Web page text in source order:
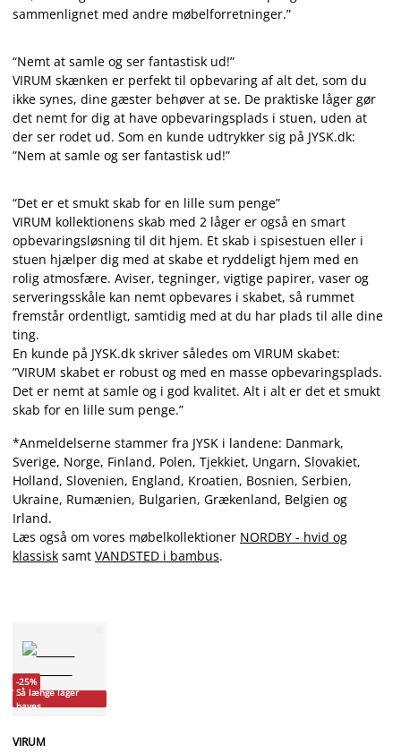
sammenlignet med andre møbelforretninger.”
“Nemt at samle og ser fantastisk ud!”
VIRUM skænken er perfekt til opbevaring af alt det, som du
ikke synes, dine gæster behøver at se. De praktiske låger gør
det nemt for dig at have opbevaringsplads i stuen, uden at
der ser rodet ud. Som en kunde udtrykker sig på JYSK.dk:
”Nem at samle og ser fantastisk ud!”
“Det er et smukt skab for en lille sum penge”
VIRUM kollektionens skab med 2 låger er også en smart
opbevaringsløsning til dit hjem. Et skab i spisestuen eller i
stuen hjælper dig med at skabe et ryddeligt hjem med en
rolig atmosfære. Aviser, tegninger, vigtige papirer, vaser og
serveringsskåle kan nemt opbevares i skabet, så rummet
fremstår ordentligt, samtidig med at du har plads til alle dine
ting.
En kunde på JYSK.dk skriver således om VIRUM skabet:
”VIRUM skabet er robust og med en masse opbevaringsplads.
Det er nemt at samle og i god kvalitet. Alt i alt er det et smukt
skab for en lille sum penge.”
*Anmeldelserne stammer fra JYSK i landene: Danmark,
Sverige, Norge, Finland, Polen, Tjekkiet, Ungarn, Slovakiet,
Holland, Slovenien, England, Kroatien, Bosnien, Serbien,
Ukraine, Rumænien, Bulgarien, Grækenland, Belgien og
Irland.
Læs også om vores møbelkollektioner NORDBY - hvid og
klassisk samt VANDSTED i bambus.
-25%
Så længe lager
haves
VIRUM